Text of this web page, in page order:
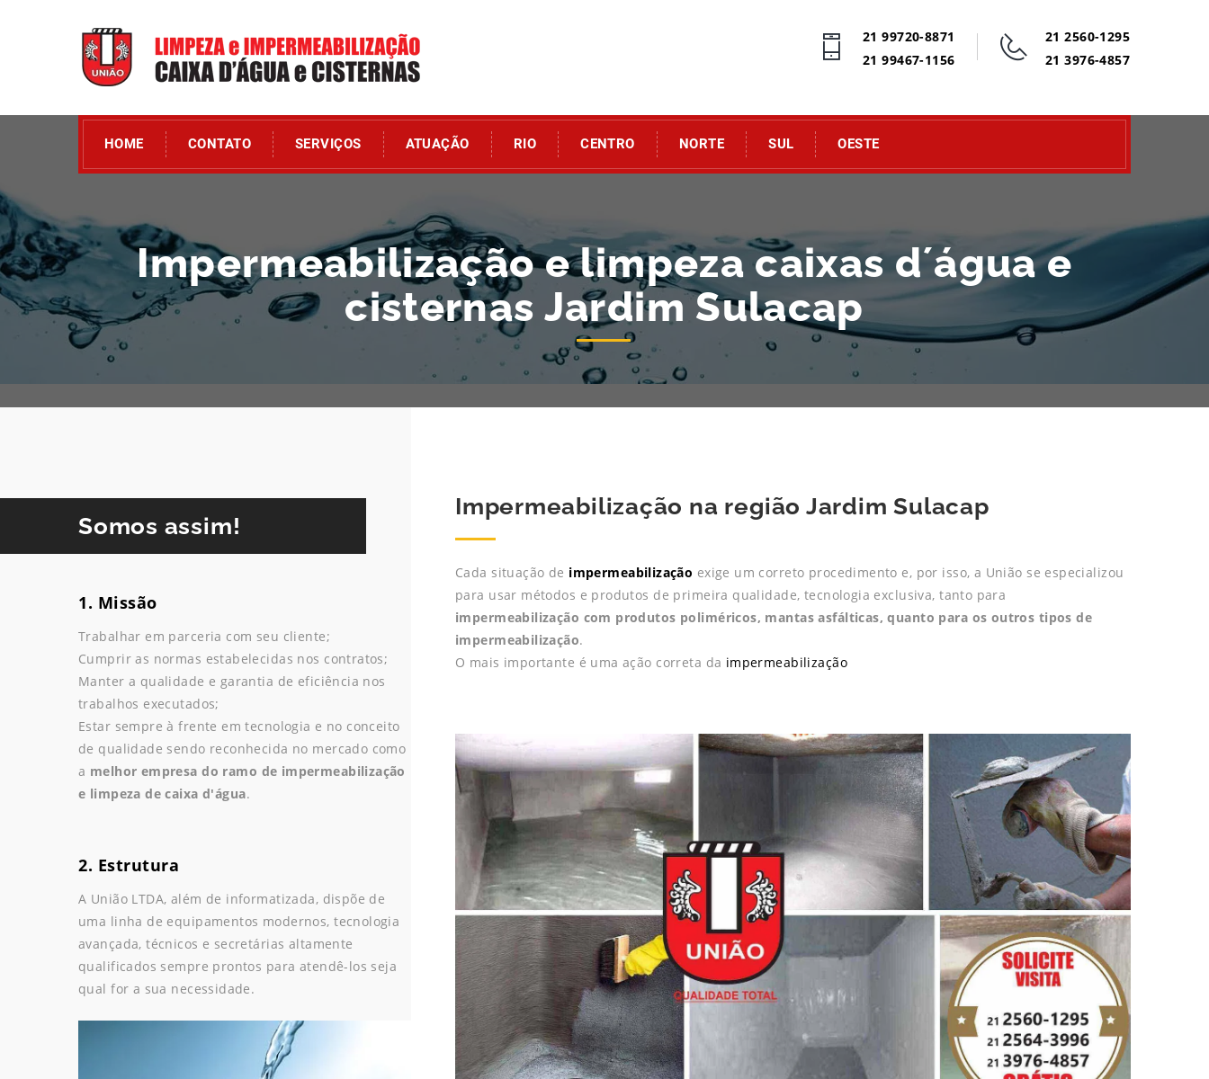
21 99720-8871
21 99467-1156
21 2560-1295
21 3976-4857
HOME CONTATO SERVIÇOS ATUAÇÃO RIO CENTRO NORTE SUL OESTE
Impermeabilização e limpeza caixas d´água e
cisternas Jardim Sulacap
Impermeabilização na região Jardim Sulacap
Cada situação de impermeabilização exige um correto procedimento e, por isso, a União se especializou
para usar métodos e produtos de primeira qualidade, tecnologia exclusiva, tanto para
impermeabilização com produtos poliméricos, mantas asfálticas, quanto para os outros tipos de
impermeabilização.
O mais importante é uma ação correta da impermeabilização
Somos assim!
1. Missão
Trabalhar em parceria com seu cliente;
Cumprir as normas estabelecidas nos contratos;
Manter a qualidade e garantia de eficiência nos
trabalhos executados;
Estar sempre à frente em tecnologia e no conceito
de qualidade sendo reconhecida no mercado como
a melhor empresa do ramo de impermeabilização
e limpeza de caixa d'água.
2. Estrutura
A União LTDA, além de informatizada, dispõe de
uma linha de equipamentos modernos, tecnologia
avançada, técnicos e secretárias altamente
qualificados sempre prontos para atendê-los seja
qual for a sua necessidade.